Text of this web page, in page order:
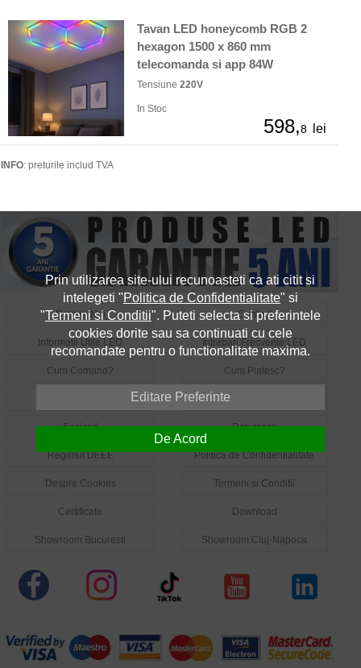
Tavan LED honeycomb RGB 2
hexagon 1500 x 860 mm
telecomanda si app 84W
Tensiune 220V
In Stoc
598,8 lei
INFO: preturile includ TVA
Despre Noi Contact
Informatii Utile LED Intrebari Frecvente LED
Cum Comand? Cum Platesc?
Sesizari Returnare
Regimul DEEE Politica de Confidentialitate
Despre Cookies Termeni si Conditii
Certificate Download
Showroom Bucuresti Showroom Cluj-Napoca
Prin utilizarea site-ului recunoasteti ca ati citit si
intelegeti "Politica de Confidentialitate" si
"Termeni si Conditii". Puteti selecta si preferintele
cookies dorite sau sa continuati cu cele
recomandate pentru o functionalitate maxima.
Editare Preferinte
De Acord